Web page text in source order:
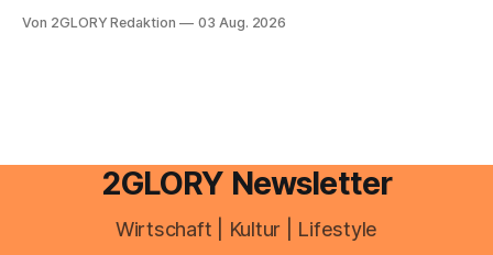
ist längst ein ernstzunehmender Wirtschaftszweig. Weltweit
Von 2GLORY Redaktion 03 Aug. 2026
2GLORY Newsletter
Wirtschaft | Kultur | Lifestyle